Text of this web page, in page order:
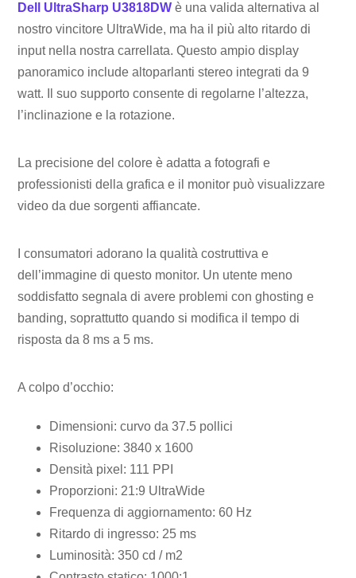
Dell UltraSharp U3818DW è una valida alternativa al
nostro vincitore UltraWide, ma ha il più alto ritardo di
input nella nostra carrellata. Questo ampio display
panoramico include altoparlanti stereo integrati da 9
watt. Il suo supporto consente di regolarne l’altezza,
l’inclinazione e la rotazione.
La precisione del colore è adatta a fotografi e
professionisti della grafica e il monitor può visualizzare
video da due sorgenti affiancate.
I consumatori adorano la qualità costruttiva e
dell’immagine di questo monitor. Un utente meno
soddisfatto segnala di avere problemi con ghosting e
banding, soprattutto quando si modifica il tempo di
risposta da 8 ms a 5 ms.
A colpo d’occhio:
Dimensioni: curvo da 37.5 pollici
Risoluzione: 3840 x 1600
Densità pixel: 111 PPI
Proporzioni: 21:9 UltraWide
Frequenza di aggiornamento: 60 Hz
Ritardo di ingresso: 25 ms
Luminosità: 350 cd / m2